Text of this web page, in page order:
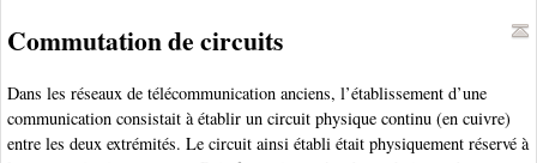
Commutation de circuits
Dans les réseaux de télécommunication anciens, l’établissement d’une
communication consistait à établir un circuit physique continu (en cuivre)
entre les deux extrémités. Le circuit ainsi établi était physiquement réservé à